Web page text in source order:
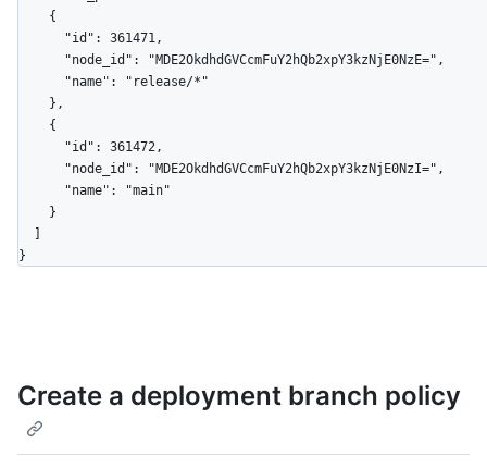
}
Create a deployment branch policy